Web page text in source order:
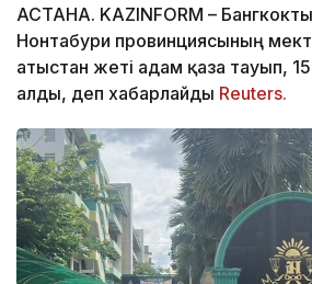
АСТАНА. KAZINFORM –
Нонтабури провинциясының
атыстан жеті адам қаза тауып,
алды, деп хабарлайды Reuters.